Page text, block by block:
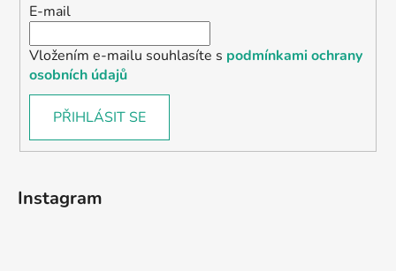
E-mail
Vložením e-mailu souhlasíte s podmínkami ochrany
osobních údajů
PŘIHLÁSIT SE
Instagram